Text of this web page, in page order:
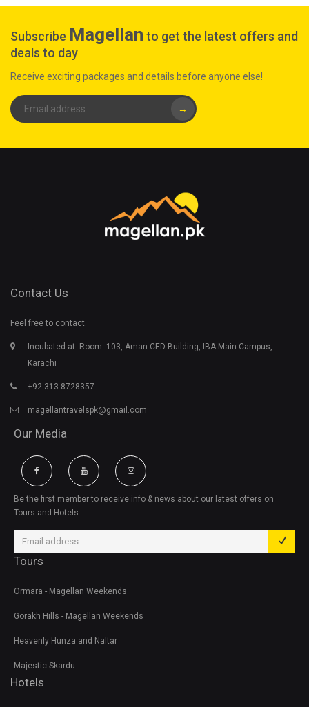
Subscribe Magellan to get the latest offers and
deals to day
Receive exciting packages and details before anyone else!
→
Contact Us
Feel free to contact.
Incubated at: Room: 103, Aman CED Building, IBA Main Campus,
Karachi
+92 313 8728357
magellantravelspk@gmail.com
Our Media
Be the first member to receive info & news about our latest offers on
Tours and Hotels.
Tours
Ormara - Magellan Weekends
Gorakh Hills - Magellan Weekends
Heavenly Hunza and Naltar
Majestic Skardu
Hotels